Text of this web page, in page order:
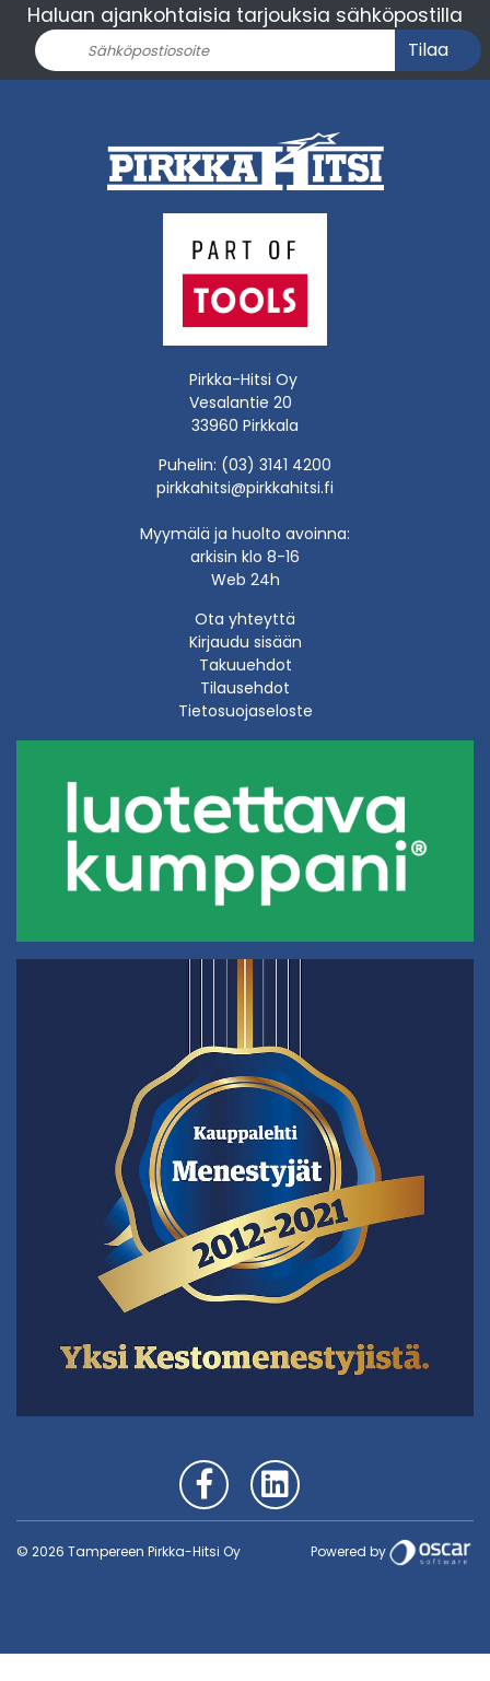
Haluan ajankohtaisia tarjouksia sähköpostilla
Tilaa
Pirkka-Hitsi Oy
Vesalantie 20
33960 Pirkkala
Puhelin: (03) 3141 4200
pirkkahitsi@pirkkahitsi.fi
Myymälä ja huolto avoinna:
arkisin klo 8-16
Web 24h
Ota yhteyttä
Kirjaudu sisään
Takuuehdot
Tilausehdot
Tietosuojaseloste
© 2026 Tampereen Pirkka-Hitsi Oy Powered by